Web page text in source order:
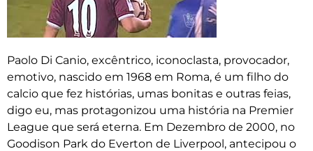
Paolo Di Canio, excêntrico, iconoclasta, provocador,
emotivo, nascido em 1968 em Roma, é um filho do
calcio que fez histórias, umas bonitas e outras feias,
digo eu, mas protagonizou uma história na Premier
League que será eterna. Em Dezembro de 2000, no
Goodison Park do Everton de Liverpool, antecipou o